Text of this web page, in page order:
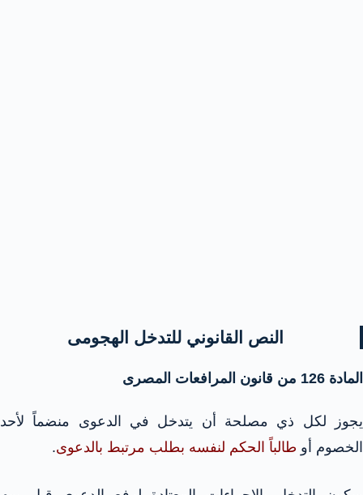
النص القانوني للتدخل الهجومى
المادة 126 من قانون المرافعات المصرى
يجوز لكل ذي مصلحة أن يتدخل في الدعوى منضماً لأحد
الخصوم أو طالباً الحكم لنفسه بطلب مرتبط بالدعوى.